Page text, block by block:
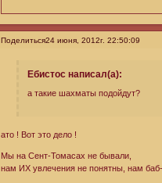
Поделиться24 июня, 2012г. 22:50:09
Ебистос написал(а):
а такие шахматы подойдут?
ато ! Вот это дело !
Мы на Сент-Томасах не бывали,
нам ИХ увлечения не понятны, нам